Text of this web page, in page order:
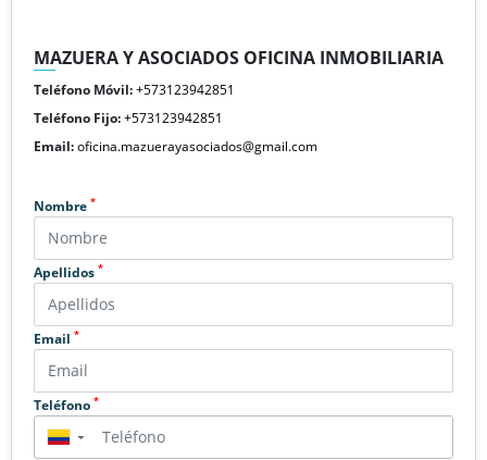
MAZUERA Y ASOCIADOS OFICINA INMOBILIARIA
Teléfono Móvil:+573123942851
Teléfono Fijo:+573123942851
Email:oficina.mazuerayasociados@gmail.com
Nombre *
Apellidos *
Email *
Teléfono *
▼